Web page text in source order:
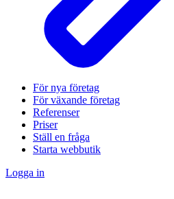
För nya företag
För växande företag
Referenser
Priser
Ställ en fråga
Starta webbutik
Logga in